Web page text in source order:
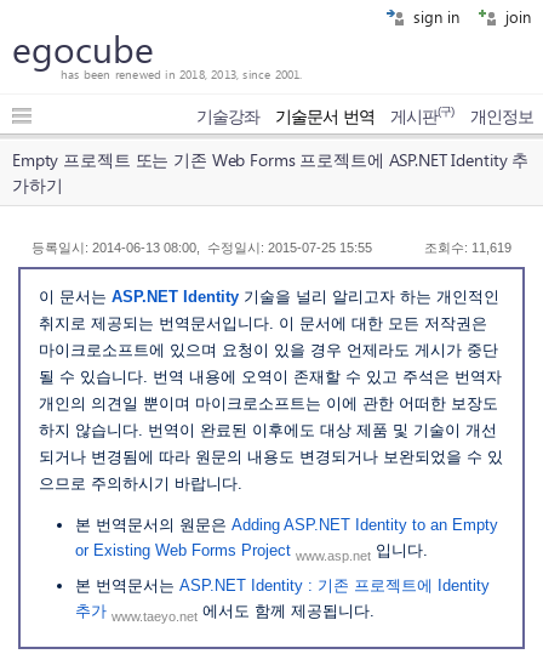
sign in join
egocube
has been renewed in 2018, 2013, since 2001.
기술강좌 기술문서 번역 게시판(구) 개인정보
Empty 프로젝트 또는 기존 Web Forms 프로젝트에 ASP.NET Identity 추
가하기
등록일시: 2014-06-13 08:00, 수정일시: 2015-07-25 15:55 조회수: 11,619
이 문서는 ASP.NET Identity 기술을 널리 알리고자 하는 개인적인
취지로 제공되는 번역문서입니다. 이 문서에 대한 모든 저작권은
마이크로소프트에 있으며 요청이 있을 경우 언제라도 게시가 중단
될 수 있습니다. 번역 내용에 오역이 존재할 수 있고 주석은 번역자
개인의 의견일 뿐이며 마이크로소프트는 이에 관한 어떠한 보장도
하지 않습니다. 번역이 완료된 이후에도 대상 제품 및 기술이 개선
되거나 변경됨에 따라 원문의 내용도 변경되거나 보완되었을 수 있
으므로 주의하시기 바랍니다.
본 번역문서의 원문은 Adding ASP.NET Identity to an Empty
or Existing Web Forms Project www.asp.net 입니다.
본 번역문서는 ASP.NET Identity : 기존 프로젝트에 Identity
추가 www.taeyo.net 에서도 함께 제공됩니다.